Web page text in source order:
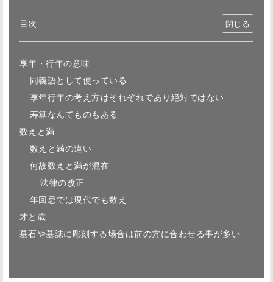
目次
享年・行年の意味
同義語として使っている
享年行年の考え方はそれぞれであり絶対ではない
寿算なんてものもある
数えと満
数えと満の違い
何故数えと満が混在
法律の改正
年回忌では現代でも数え
才と歳
墓石や墓誌に彫刻する場合は前の方に合わせる事が多い